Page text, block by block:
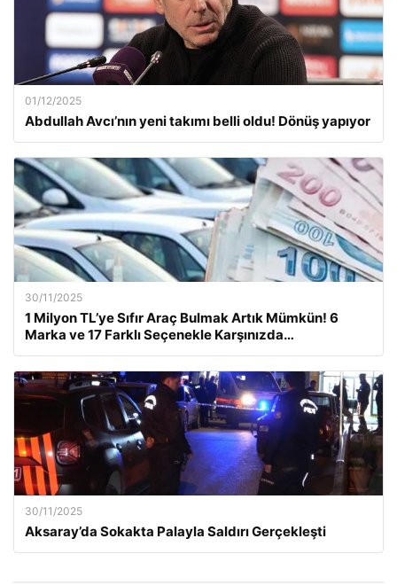
01/12/2025
Abdullah Avcı’nın yeni takımı belli oldu! Dönüş yapıyor
30/11/2025
1 Milyon TL’ye Sıfır Araç Bulmak Artık Mümkün! 6
Marka ve 17 Farklı Seçenekle Karşınızda…
30/11/2025
Aksaray’da Sokakta Palayla Saldırı Gerçekleşti